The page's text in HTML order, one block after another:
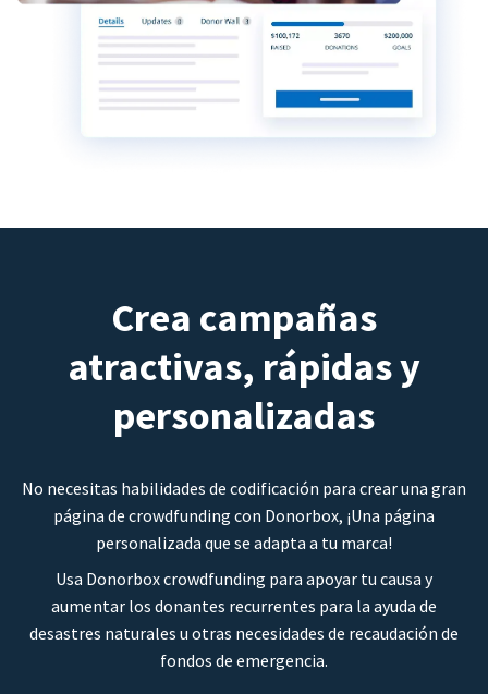
Crea campañas
atractivas, rápidas y
personalizadas
No necesitas habilidades de codificación para crear una gran
página de crowdfunding con Donorbox, ¡Una página
personalizada que se adapta a tu marca!
Usa Donorbox crowdfunding para apoyar tu causa y
aumentar los donantes recurrentes para la ayuda de
desastres naturales u otras necesidades de recaudación de
fondos de emergencia.